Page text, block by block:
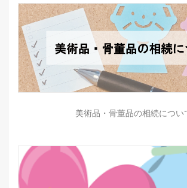
美術品・骨董品の相続につい